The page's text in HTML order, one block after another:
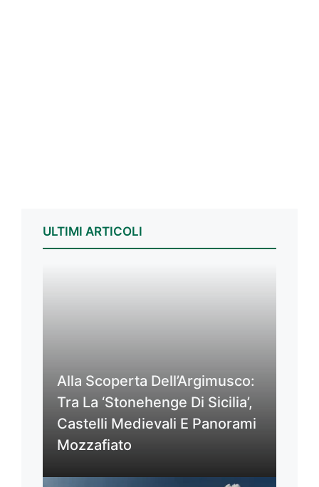
ULTIMI ARTICOLI
Alla Scoperta Dell’Argimusco:
Tra La ‘Stonehenge Di Sicilia’,
Castelli Medievali E Panorami
Mozzafiato